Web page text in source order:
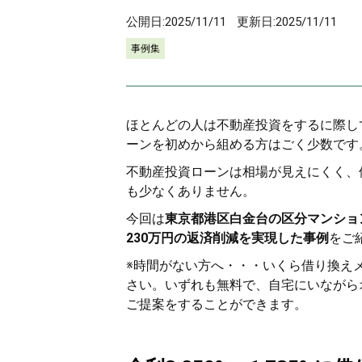
公開日:2025/11/11 更新日:2025/11/11
事例集
ほとんどの人は不動産投資をするに際
ーンを初めから組める方はごく少数です
不動産投資ローンは相場が見えにくく
も少なくありません。
今回は東京都港区白金台の区分マンシ
230万円の返済削減を実現した事例 をご
※時間がない方へ・・・いくら借り換え
さい。いずれも無料で、自宅にいなが
ご提案をすることができます。